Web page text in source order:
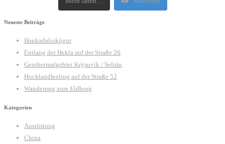
Neueste Beiträge
Haukadalsskógur
Entlang der Hekla auf der Straße 26
Geothermalgebiet Krýsuvík / Seltún
Hochlandfeeling auf der Straße 52
Wanderung zum Eldborg
Kategorien
Ausrüstung
China